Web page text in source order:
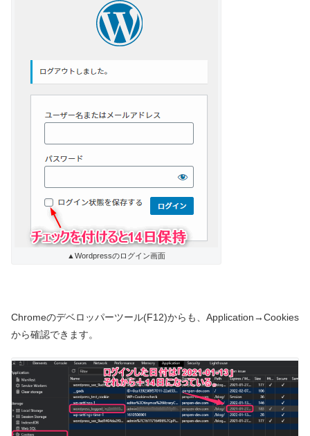
▲Wordpressのログイン画面
Chromeのデベロッパーツール(F12)からも、Application→Cookies
から確認できます。